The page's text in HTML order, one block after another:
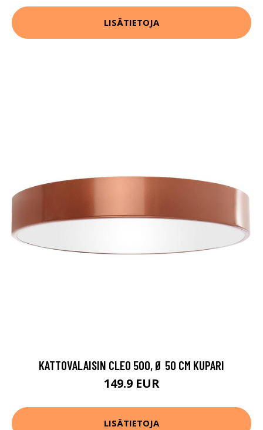
LISÄTIETOJA
KATTOVALAISIN CLEO 500, Ø 50 CM KUPARI
149.9 EUR
LISÄTIETOJA